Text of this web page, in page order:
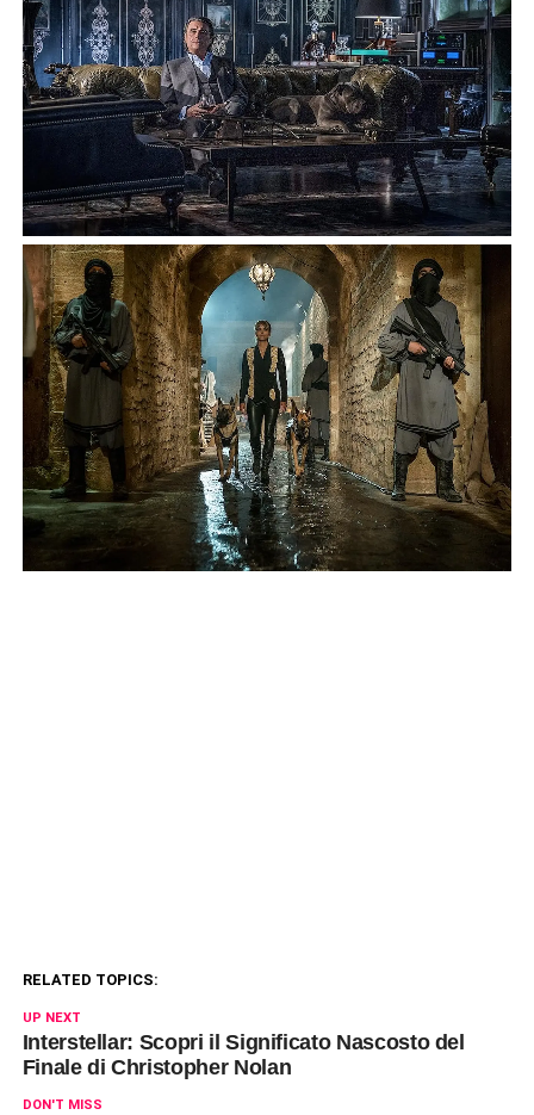
RELATED TOPICS:
UP NEXT
Interstellar: Scopri il Significato Nascosto del
Finale di Christopher Nolan
DON'T MISS